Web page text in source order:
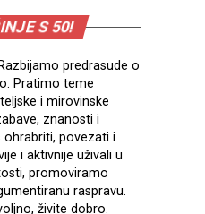
S 50!
predrasude o
Pratimo teme
i mirovinske
znanosti i
povezati i
i aktivnije uživali u
promoviramo
raspravu.
živite dobro.